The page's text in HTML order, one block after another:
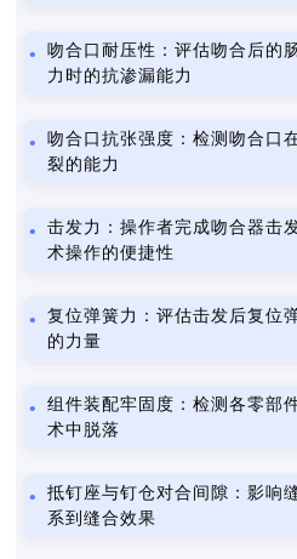
吻合口耐压性：评估吻合后的
力时的抗渗漏能力
吻合口抗张强度：检测吻合口
裂的能力
击发力：操作者完成吻合器击
术操作的便捷性
复位弹簧力：评估击发后复位
的力量
组件装配牢固度：检测各零部
术中脱落
抵钉座与钉仓对合间隙：影响
系到缝合效果